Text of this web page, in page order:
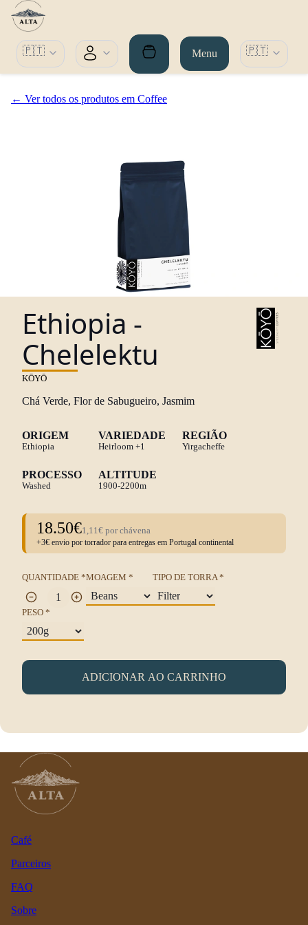
🇵🇹 Menu 🇵🇹
← Ver todos os produtos em Coffee
Ethiopia -
Chelelektu
KŌYŌ
Chá Verde, Flor de Sabugueiro, Jasmim
ORIGEM
Ethiopia
VARIEDADE
Heirloom +1
REGIÃO
Yirgacheffe
PROCESSO
Washed
ALTITUDE
1900-2200m
18.50€1,11€ por chávena
+3€ envio por torrador para entregas em Portugal continental
QUANTIDADE *MOAGEM * TIPO DE TORRA *
PESO *
ADICIONAR AO CARRINHO
Café
Parceiros
FAQ
Sobre